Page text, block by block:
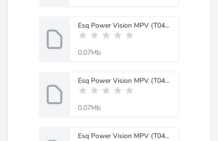
Esq Power Vision MPV (T0403703).Pdf
0.07Mb
Esq Power Vision MPV (T0403702).Pdf
0.07Mb
Esq Power Vision MPV (T0403701).Pdf